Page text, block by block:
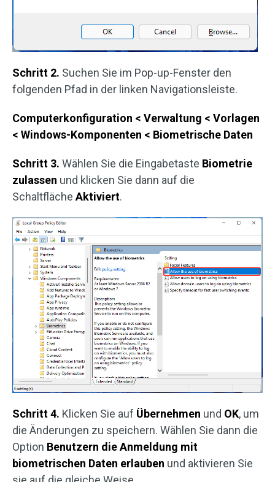
Schritt 2. Suchen Sie im Pop-up-Fenster den
folgenden Pfad in der linken Navigationsleiste.
Computerkonfiguration < Verwaltung < Vorlagen
< Windows-Komponenten < Biometrische Daten
Schritt 3. Wählen Sie die Eingabetaste Biometrie
zulassen und klicken Sie dann auf die
Schaltfläche Aktiviert.
Schritt 4. Klicken Sie auf Übernehmen und OK, um
die Änderungen zu speichern. Wählen Sie dann die
Option Benutzern die Anmeldung mit
biometrischen Daten erlauben und aktivieren Sie